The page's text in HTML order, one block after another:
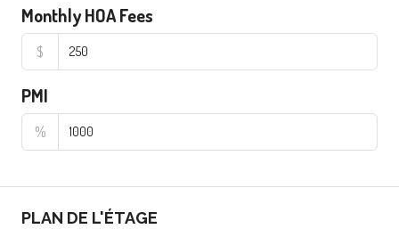
Monthly HOA Fees
$
PMI
%
PLAN DE L'ÉTAGE